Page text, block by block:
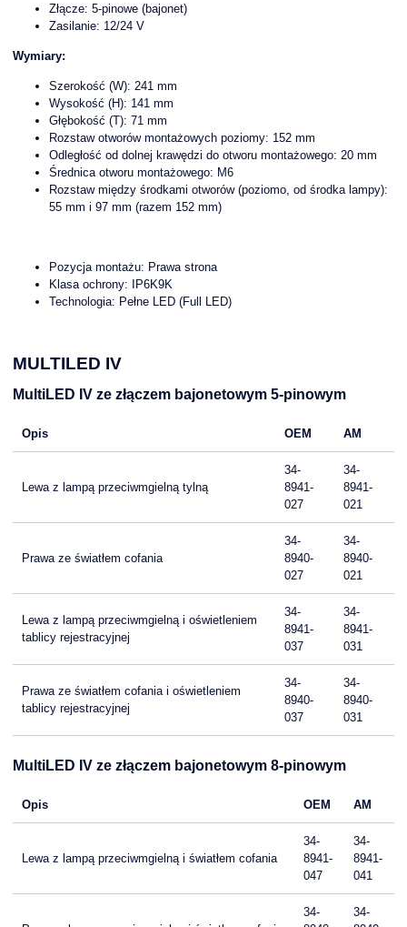
Złącze: 5-pinowe (bajonet)
Zasilanie: 12/24 V
Wymiary:
Szerokość (W): 241 mm
Wysokość (H): 141 mm
Głębokość (T): 71 mm
Rozstaw otworów montażowych poziomy: 152 mm
Odległość od dolnej krawędzi do otworu montażowego: 20 mm
Średnica otworu montażowego: M6
Rozstaw między środkami otworów (poziomo, od środka lampy):
55 mm i 97 mm (razem 152 mm)
Pozycja montażu: Prawa strona
Klasa ochrony: IP6K9K
Technologia: Pełne LED (Full LED)
MULTILED IV
MultiLED IV ze złączem bajonetowym 5-pinowym
Opis OEM AM
Lewa z lampą przeciwmgielną tylną
34-
8941-
027
34-
8941-
021
Prawa ze światłem cofania
34-
8940-
027
34-
8940-
021
Lewa z lampą przeciwmgielną i oświetleniem
tablicy rejestracyjnej
34-
8941-
037
34-
8941-
031
Prawa ze światłem cofania i oświetleniem
tablicy rejestracyjnej
34-
8940-
037
34-
8940-
031
MultiLED IV ze złączem bajonetowym 8-pinowym
Opis OEM AM
Lewa z lampą przeciwmgielną i światłem cofania
34-
8941-
047
34-
8941-
041
34-
34-